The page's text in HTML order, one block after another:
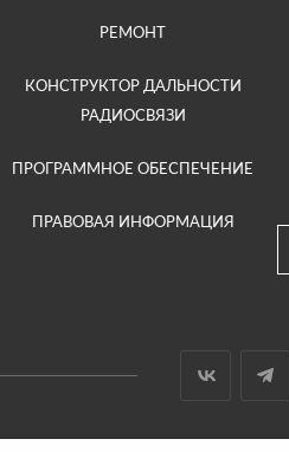
РЕМОНТ
КОНСТРУКТОР ДАЛЬНОСТИ
РАДИОСВЯЗИ
ПРОГРАММНОЕ ОБЕСПЕЧЕНИЕ
ПРАВОВАЯ ИНФОРМАЦИЯ